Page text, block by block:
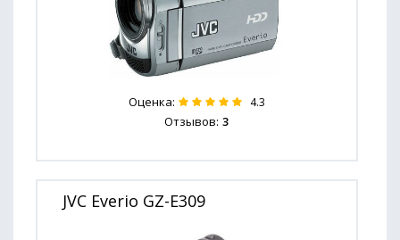
Оценка: 4.3
Отзывов: 3
JVC Everio GZ-E309